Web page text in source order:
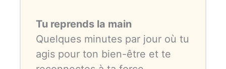
Tu reprends la main
Quelques minutes par jour où tu
agis pour ton bien-être et te